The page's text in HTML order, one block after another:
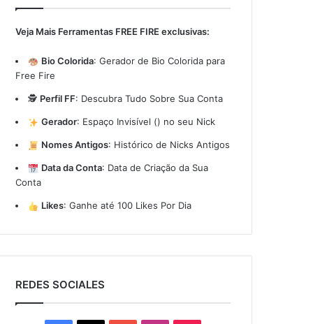
Veja Mais Ferramentas FREE FIRE exclusivas:
Bio Colorida: Gerador de Bio Colorida para
Free Fire
🕵️ Perfil FF: Descubra Tudo Sobre Sua Conta
Gerador: Espaço Invisível (ㅤ) no seu Nick
Nomes Antigos: Histórico de Nicks Antigos
Data da Conta: Data de Criação da Sua
Conta
Likes: Ganhe até 100 Likes Por Dia
REDES SOCIALES